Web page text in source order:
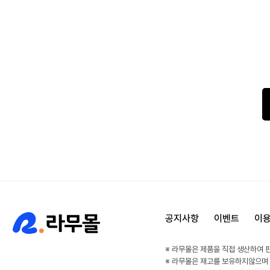
공지사항 이벤트 이
※ 라무몰은 제품을 직접 생산하여
※ 라무몰은 재고를 보유하지않으